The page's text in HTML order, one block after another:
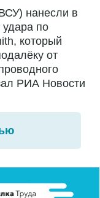
нанесли в
по
который
от
РИА Новости